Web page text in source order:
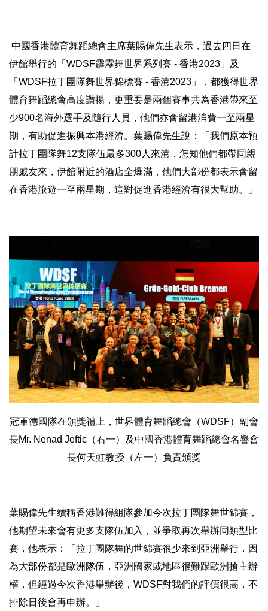
中國香港體育舞蹈總會主席葉賜偉先生表示， 過去四日在
伊館舉行的「WDSF霹靂舞世界系列賽 - 香港2023」及
「WDSF拉丁團隊舞世界錦標賽 - 香港2023」， 都獲得世界
體育舞蹈總會高度讚揚， 更重要是兩個賽事共為香港帶來至
少900名海外選手及隨行人員， 他們亦會留港消費一至兩星
期，有助促進振興本港經濟。 葉賜偉先生說：「我們原本預
計拉丁團隊舞12支隊伍最多300人 來港，怎知他們都帶同親
朋戚友來，伊館附近的酒店全爆滿， 他們大部份都表示會留
在香港旅遊一至兩星期， 這對促進香港經濟有很大幫助。」
冠軍德國隊在頒獎禮上，世界體育舞蹈總會（WDSF）副會
長Mr. Nenad Jeftic（右一）及中國香港體育舞蹈總會名譽會
長何天虹教授（左一）負責頒獎
葉賜偉先生續稱香港難得組隊參加今次拉丁團隊舞世錦賽，
他期望未來會有更多支隊伍加入，並爭取再次舉辦同類型比
賽， 他表示：「拉丁團隊舞的世錦賽很少來到亞洲舉行， 因
為大部份都是歐洲隊伍，亞洲國家或地區很難跟歐洲搶主辦
權， 但經過今次香港舉辦後，WDSF對我們的評價很高， 不
排除日後會再申辦。」